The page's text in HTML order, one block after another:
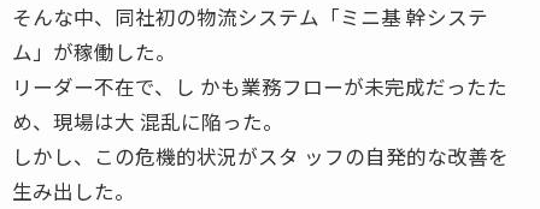
そんな中、同社初の物流システム「ミニ基 幹システ
ム」が稼働した。
リーダー不在で、し かも業務フローが未完成だったた
め、現場は大 混乱に陥った。
しかし、この危機的状況がスタ ッフの自発的な改善を
生み出した。